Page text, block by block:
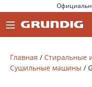
Главная / Стиральные
Сушильные машины /